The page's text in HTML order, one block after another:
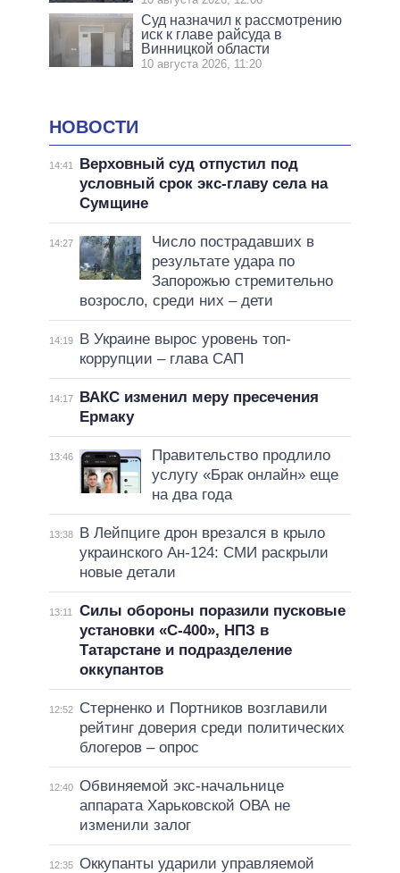
Суд назначил к рассмотрению
иск к главе райсуда в
Винницкой области
10 августа 2026, 11:20
НОВОСТИ
14:41
Верховный суд отпустил под
условный срок экс-главу села на
Сумщине
14:27
Число пострадавших в
результате удара по
Запорожью стремительно
возросло, среди них – дети
14:19
В Украине вырос уровень топ-
коррупции – глава САП
14:17
ВАКС изменил меру пресечения
Ермаку
13:46
Правительство продлило
услугу «Брак онлайн» еще
на два года
13:38
В Лейпциге дрон врезался в крыло
украинского Ан-124: СМИ раскрыли
новые детали
13:11
Силы обороны поразили пусковые
установки «С-400», НПЗ в
Татарстане и подразделение
оккупантов
12:52
Стерненко и Портников возглавили
рейтинг доверия среди политических
блогеров – опрос
12:40 Обвиняемой экс-начальнице
аппарата Харьковской ОВА не
изменили залог
12:35 Оккупанты ударили управляемой